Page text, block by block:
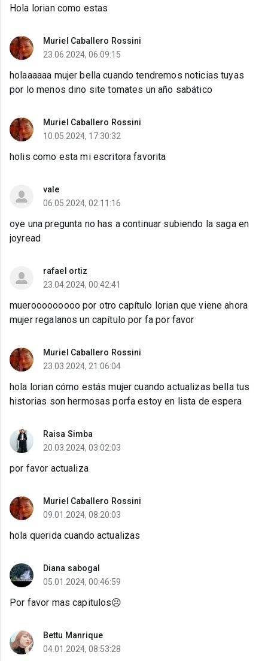
Hola lorian como estas
Muriel Caballero Rossini
23.06.2024, 06:09:15
holaaaaaa mujer bella cuando tendremos noticias tuyas
por lo menos dino site tomates un año sabático
Muriel Caballero Rossini
10.05.2024, 17:30:32
holis como esta mi escritora favorita
vale
06.05.2024, 02:11:16
oye una pregunta no has a continuar subiendo la saga en
joyread
rafael ortiz
23.04.2024, 00:42:41
muerooooooooo por otro capítulo lorian que viene ahora
mujer regalanos un capítulo por fa por favor
Muriel Caballero Rossini
23.03.2024, 21:06:04
hola lorian cómo estás mujer cuando actualizas bella tus
historias son hermosas porfa estoy en lista de espera
Raisa Simba
20.03.2024, 03:02:03
por favor actualiza
Muriel Caballero Rossini
09.01.2024, 08:20:03
hola querida cuando actualizas
Diana sabogal
05.01.2024, 00:46:59
Por favor mas capitulos☹️
Bettu Manrique
04.01.2024, 08:53:28